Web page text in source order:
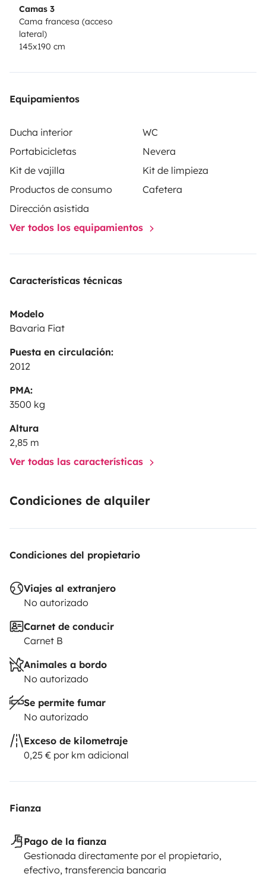
Camas 3
Cama francesa (acceso
lateral)
145x190 cm
Equipamientos
Ducha interior
WC
Portabicicletas
Nevera
Kit de vajilla
Kit de limpieza
Productos de consumo
Cafetera
Dirección asistida
Ver todos los equipamientos
Características técnicas
Modelo
Bavaria Fiat
Puesta en circulación:
2012
PMA:
3500 kg
Altura
2,85 m
Ver todas las características
Condiciones de alquiler
Condiciones del propietario
Viajes al extranjero
No autorizado
Carnet de conducir
Carnet B
Animales a bordo
No autorizado
Se permite fumar
No autorizado
Exceso de kilometraje
0,25 € por km adicional
Fianza
Pago de la fianza
Gestionada directamente por el propietario,
efectivo, transferencia bancaria